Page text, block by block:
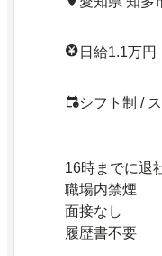
日給1.1万円
シフト制 /
16時までに退
職場内禁煙
面接なし
履歴書不要